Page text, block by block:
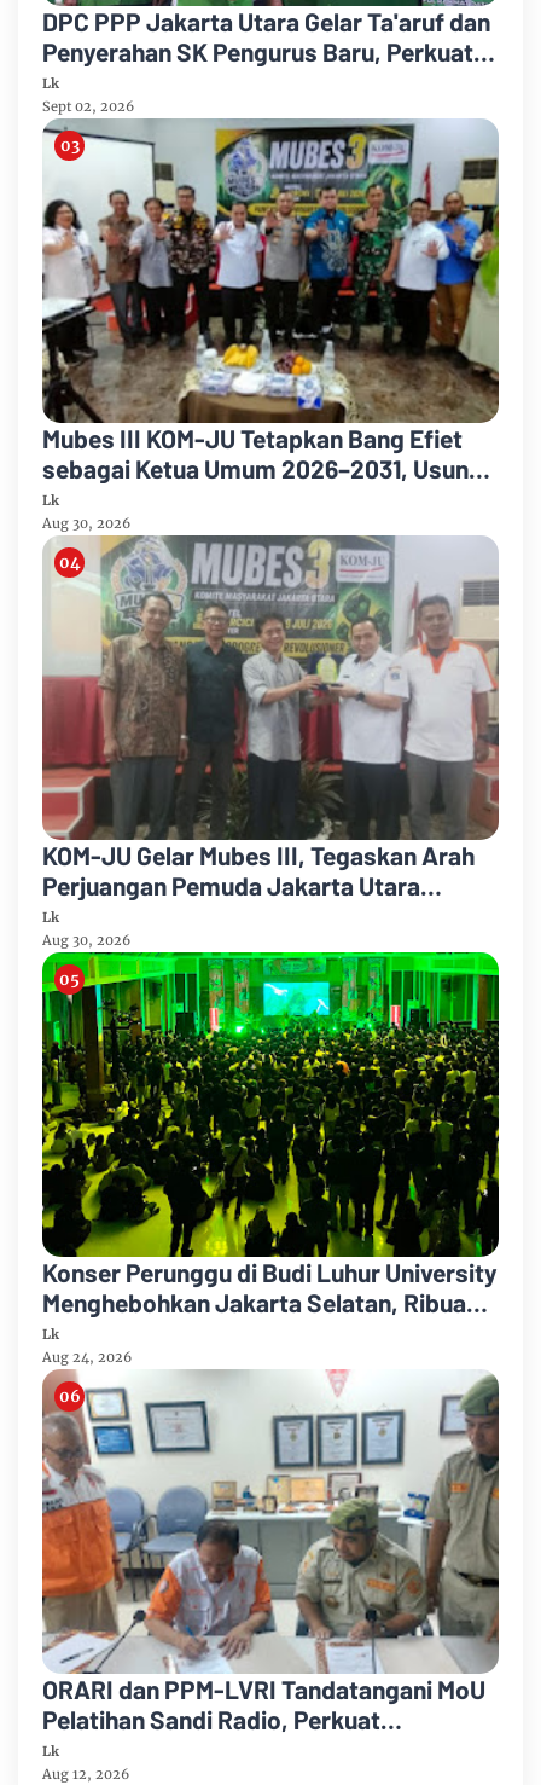
DPC PPP Jakarta Utara Gelar Ta'aruf dan
Penyerahan SK Pengurus Baru, Perkuat
Konsolidasi Jelang Musancab 2026
Lk
Sept 02, 2026
Mubes III KOM-JU Tetapkan Bang Efiet
sebagai Ketua Umum 2026–2031, Usung
Semangat Persatuan dan Pengabdian
Lk
Aug 30, 2026
KOM-JU Gelar Mubes III, Tegaskan Arah
Perjuangan Pemuda Jakarta Utara
Berbasis Pancasila
Lk
Aug 30, 2026
Konser Perunggu di Budi Luhur University
Menghebohkan Jakarta Selatan, Ribuan
Penonton Larut dalam Euforia!
Lk
Aug 24, 2026
ORARI dan PPM-LVRI Tandatangani MoU
Pelatihan Sandi Radio, Perkuat
Komunikasi dan Bela Negara
Lk
Aug 12, 2026